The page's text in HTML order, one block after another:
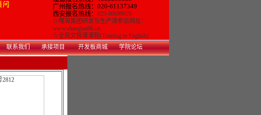
广州报名热线： 020-61137349
西安报名热线： 029-86699670
☆曙海集团研发与生产请参见网址：
www.shanghai66.cn
☆全英文授课课程(Training in English)
联系我们 承接项目 开发板商城 学院论坛